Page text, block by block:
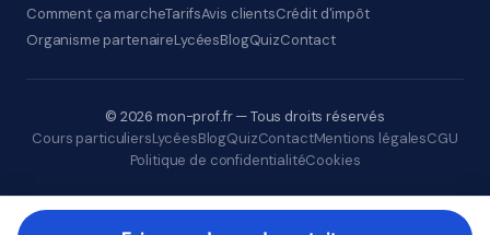
Comment ça marcheTarifsAvis clientsCrédit d'impôt
Organisme partenaireLycéesBlogQuizContact
© 2026 mon-prof.fr — Tous droits réservés
Cours particuliersLycéesBlogQuizContactMentions légalesCGU
Politique de confidentialitéCookies